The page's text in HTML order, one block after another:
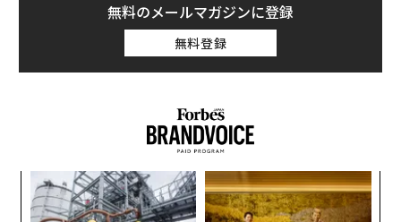
ネットで暗いニュースや悲観的な情報ばかりを延々と追
ってしまう「ドゥームスクロール」や、スマホが手元に
ないと不安になる「ノモフォビア（スマホ依存症）」、
過ぎによる「デジタル疲労」など、たしかに良いことば
かりではない。「幻想振動症候群（ファントムバイブレ
「幻想振動症候群」とは何か？
無料のメールマガジンに登録
無料登録